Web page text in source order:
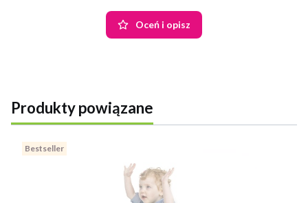
Oceń i opisz
Produkty powiązane
Bestseller